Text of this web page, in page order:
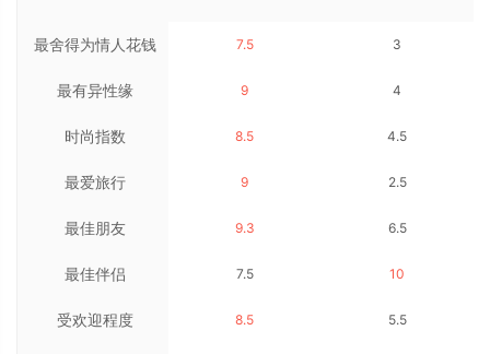
最舍得为情人花钱
最有异性缘
时尚指数
最爱旅行
最佳朋友
最佳伴侣
受欢迎程度
7.5
9
8.5
9
9.3
7.5
8.5
3
4
4.5
2.5
6.5
10
5.5